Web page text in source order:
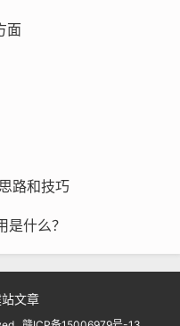
面
路和技巧
什么？
站文章